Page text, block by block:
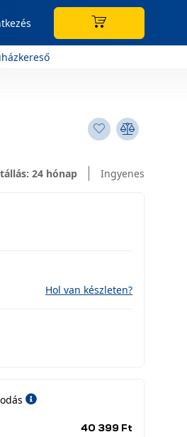
24 hónap Ingyenes
Hol van készleten?
időszak
40 399 Ft